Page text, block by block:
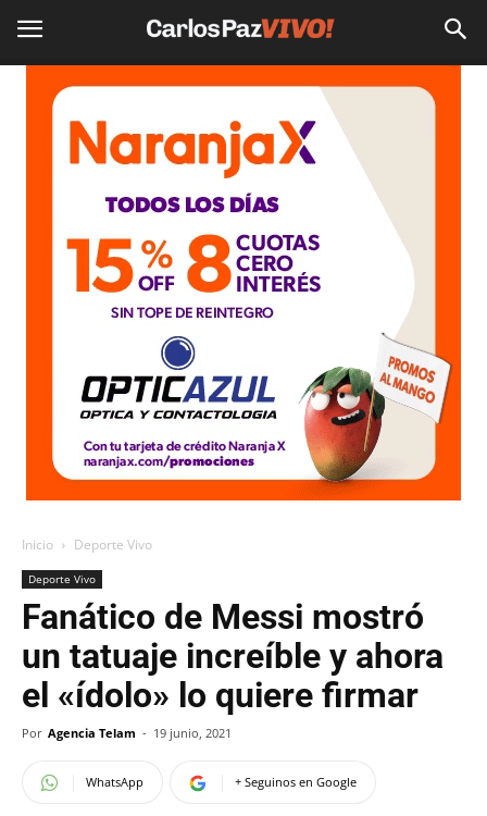
Inicio Deporte Vivo
Deporte Vivo
Fanático de Messi mostró
un tatuaje increíble y ahora
el «ídolo» lo quiere firmar
Por Agencia Telam - 19 junio, 2021
WhatsApp + Seguinos en Google